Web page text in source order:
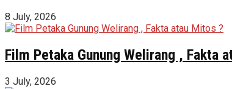
8 July, 2026
Film Petaka Gunung Welirang , Fakta
3 July, 2026